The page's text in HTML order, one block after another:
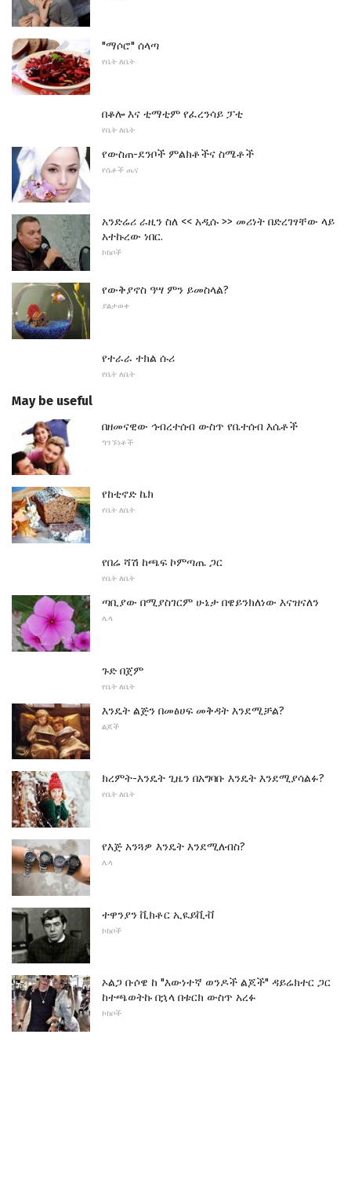
"ማሶሮ" ሰላጣ
የቤት ለቤት
በቆሎ እና ቲማቲም የፈረንሳይ ፓቲ
የቤት ለቤት
የውስጠ-ደንቦች ምልክቶችና ስሜቶች
የሴቶች ጤና
አንድሬሪ ራዚን ስለ << አዲሱ >> መሪነት በድረገፃቸው ላይ
አተኩረው ነበር.
ኮከቦች
የውቅያኖስ ዓሣ ምን ይመስላል?
ያልታወቀ
የተራራ ተክል ሱሪ
የቤት ለቤት
May be useful
በዘመናዊው ኅብረተሰብ ውስጥ የቤተሰብ እሴቶች
ግንኙነቶች
የከቲኖድ ኬክ
የቤት ለቤት
የበሬ ሻሽ ከጫፍ ኮምጣጤ ጋር
የቤት ለቤት
ጣቢያው በሚያስገርም ሁኔታ በዌይንክለነው እናዝናለን
ሌላ
ጉድ በጀም
የቤት ለቤት
እንዴት ልጅን በመፅሀፍ መቅዳት እንደሚቻል?
ልጆች
ክረምት-እንዴት ጊዜን በአግባቡ እንዴት እንደሚያሳልፉ?
የቤት ለቤት
የእጅ አንጓዎ እንዴት እንደሚለብስ?
ሌላ
ተዋንያን ቪክቶር ኢዪይቪቭ
ኮከቦች
ኦልጋ ቡሶዌ ከ "እውነተኛ ወንዶች ልጆች" ዳይሬክተር ጋር
ከተጫወትኩ በኋላ በቱርክ ውስጥ አረፉ
ኮከቦች